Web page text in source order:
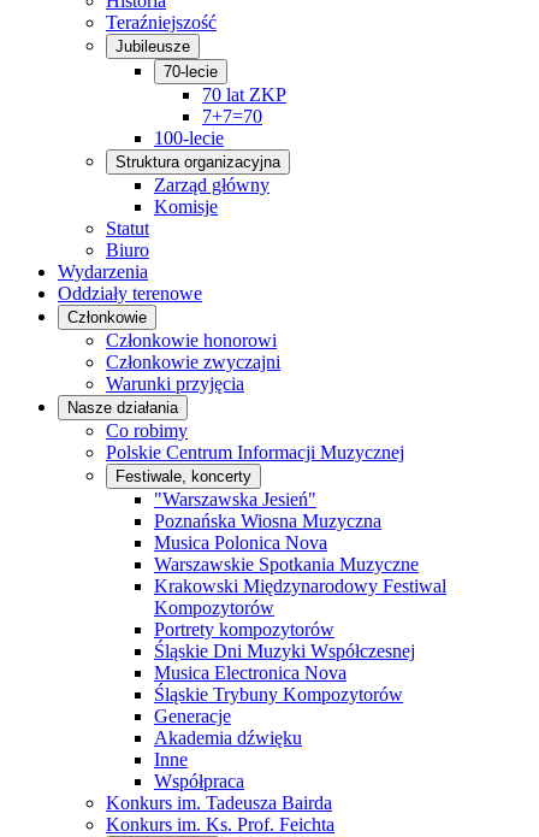
Teraźniejszość
Jubileusze
70-lecie
70 lat ZKP
7+7=70
100-lecie
Struktura organizacyjna
Zarząd główny
Komisje
Statut
Biuro
Wydarzenia
Oddziały terenowe
Członkowie
Członkowie honorowi
Członkowie zwyczajni
Warunki przyjęcia
Nasze działania
Co robimy
Polskie Centrum Informacji Muzycznej
Festiwale, koncerty
"Warszawska Jesień"
Poznańska Wiosna Muzyczna
Musica Polonica Nova
Warszawskie Spotkania Muzyczne
Krakowski Międzynarodowy Festiwal
Kompozytorów
Portrety kompozytorów
Śląskie Dni Muzyki Współczesnej
Musica Electronica Nova
Śląskie Trybuny Kompozytorów
Generacje
Akademia dźwięku
Inne
Współpraca
Konkurs im. Tadeusza Bairda
Konkurs im. Ks. Prof. Feichta